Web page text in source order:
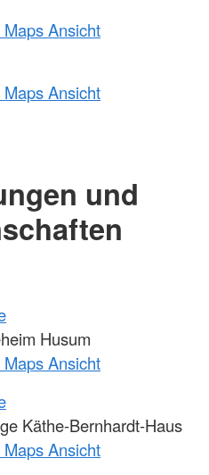
Ansicht
Ansicht
und
Husum
Ansicht
Käthe-Bernhardt-Haus
Ansicht